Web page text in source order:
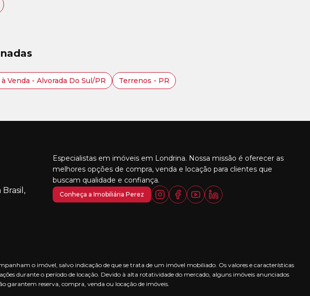
Venda - Alvorada Do Sul/PR Terrenos - PR
Especialistas em imóveis em Londrina. Nossa missão é oferecer as
melhores opções de compra, venda e locação para clientes que
buscam qualidade e confiança.
Conheça a Imobiliária Perez
o imóvel, salvo indicação de que se trata de um imóvel mobiliado. Os valores e características
durante o período de locação. Devido à alta rotatividade do mercado, alguns imóveis anunciados
garantem reserva, compra, venda ou locação de imóveis.